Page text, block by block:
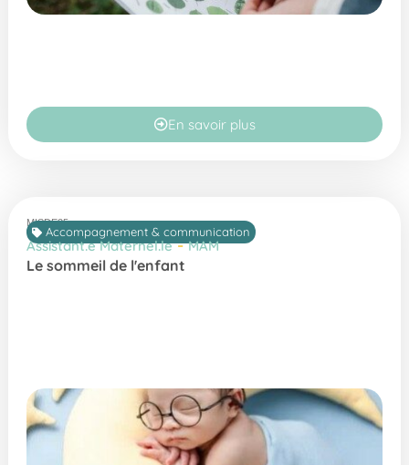
En savoir plus
MISDE25
Accompagnement & communication
Assistant.e Maternel.le-MAM
Le sommeil de l'enfant